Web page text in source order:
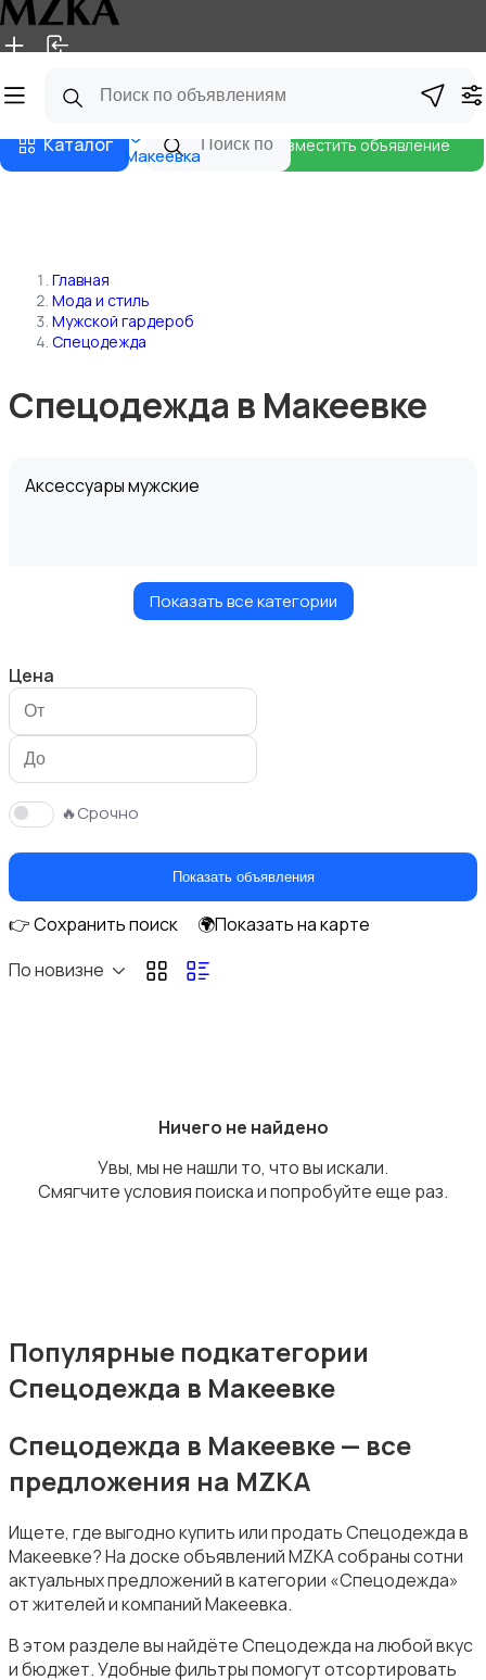
Главная Магазины
Каталог Макеевка
Разместить объявление
Главная
Мода и стиль
Мужской гардероб
Спецодежда
Спецодежда в Макеевке
Аксессуары мужские
Головные уборы
Домашняя одежда
Пиджаки и костюмы
Показать все категории
Цена
🔥Срочно
Показать объявления
👉 Сохранить поиск
🌍Показать на карте
По новизне
Ничего не найдено
Увы, мы не нашли то, что вы искали.
Смягчите условия поиска и попробуйте еще раз.
Популярные подкатегории
Спецодежда в Макеевке
Спецодежда в Макеевке — все
предложения на MZKA
Ищете, где выгодно купить или продать Спецодежда в
Макеевке? На доске объявлений MZKA собраны сотни
актуальных предложений в категории «Спецодежда»
от жителей и компаний Макеевка.
В этом разделе вы найдёте Спецодежда на любой вкус
и бюджет. Удобные фильтры помогут отсортировать